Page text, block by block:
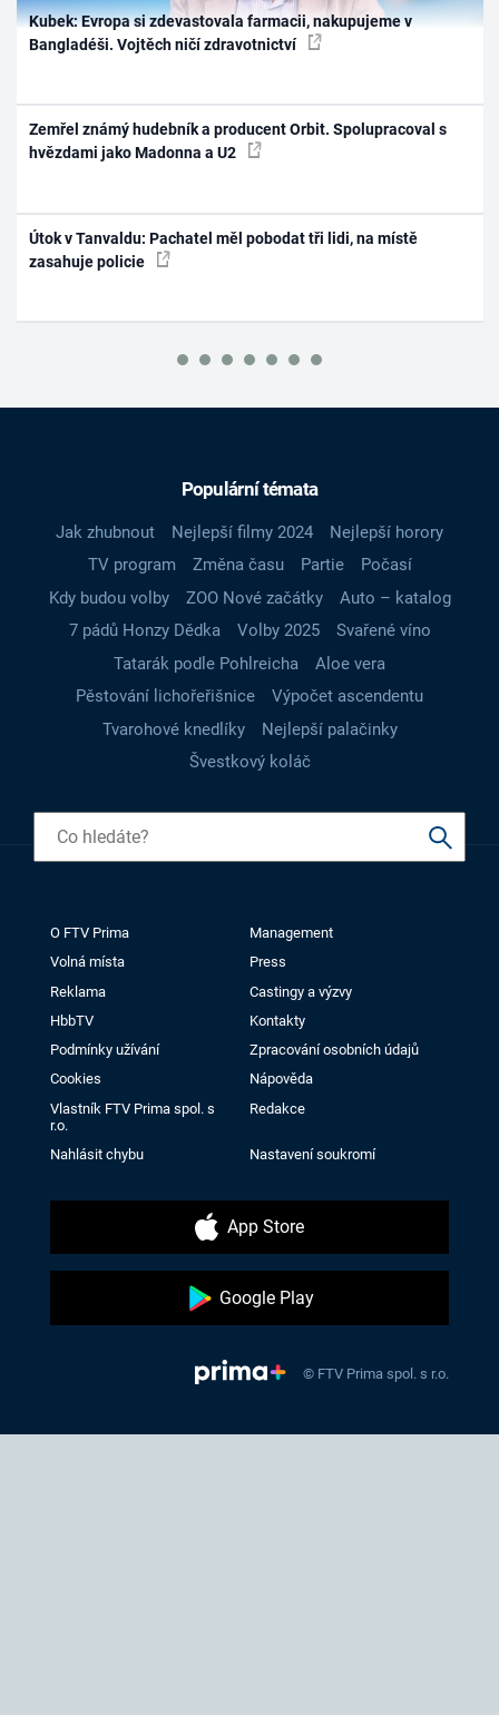
Kubek: Evropa si zdevastovala farmacii, nakupujeme v
Bangladéši. Vojtěch ničí zdravotnictví
Zemřel známý hudebník a producent Orbit. Spolupracoval s
hvězdami jako Madonna a U2
Útok v Tanvaldu: Pachatel měl pobodat tři lidi, na místě
zasahuje policie
Populární témata
Jak zhubnout Nejlepší filmy 2024
Nejlepší horory
TV program
Změna času Partie
Počasí
Kdy budou volby
ZOO Nové začátky
Auto – katalog
7 pádů Honzy Dědka
Volby 2025
Svařené víno
Tatarák podle Pohlreicha
Aloe vera
Pěstování lichořeřišnice
Výpočet ascendentu
Tvarohové knedlíky
Nejlepší palačinky
Švestkový koláč
O FTV Prima
Management
Volná místa
Press
Reklama
Castingy a výzvy
HbbTV
Kontakty
Podmínky užívání
Zpracování osobních údajů
Cookies
Nápověda
Vlastník FTV Prima spol. s
r.o.
Redakce
Nahlásit chybu Nastavení soukromí
App Store
Google Play
© FTV Prima spol. s r.o.